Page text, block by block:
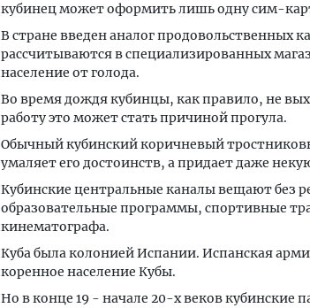
кубинец может оформить лишь одну сим-
В стране введен аналог продовольственных
рассчитываются в специализированных
население от голода.
Во время дождя кубинцы, как правило, не
работу это может стать причиной прогула.
Обычный кубинский коричневый
умаляет его достоинств, а придает даже
Кубинские центральные каналы вещают без
образовательные программы, спортивные
кинематографа.
Куба была колонией Испании. Испанская
коренное население Кубы.
Но в конце 19 - начале 20-х веков кубинские